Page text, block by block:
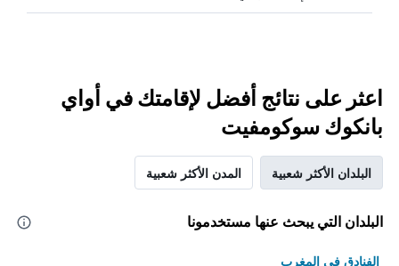
اعثر على نتائج أفضل لإقامتك في أواي
بانكوك سوكومفيت
البلدان الأكثر شعبية المدن الأكثر شعبية
البلدان التي يبحث عنها مستخدمونا
الفنادق في المغرب